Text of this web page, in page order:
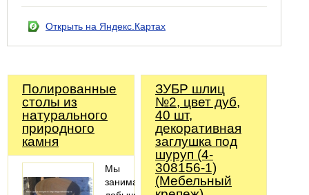
Открыть на Яндекс.Картах
Полированные
столы из
натурального
природного
камня
Мы
занимаемся
ЗУБР шлиц
№2, цвет дуб,
40 шт,
декоративная
заглушка под
шуруп (4-
308156-1)
(Мебельный